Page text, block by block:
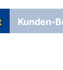
Kunden-